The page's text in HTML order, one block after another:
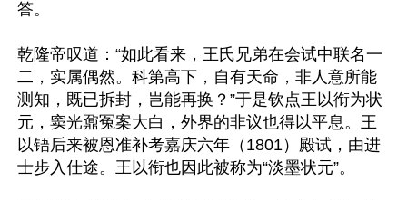
答。
乾隆帝叹道：“如此看来，王氏兄弟在会试中联名一
二，实属偶然。科第高下，自有天命，非人意所能
测知，既已拆封，岂能再换？”于是钦点王以衔为状
元，窦光鼐冤案大白，外界的非议也得以平息。王
以铻后来被恩准补考嘉庆六年（1801）殿试，由进
士步入仕途。王以衔也因此被称为“淡墨状元”。